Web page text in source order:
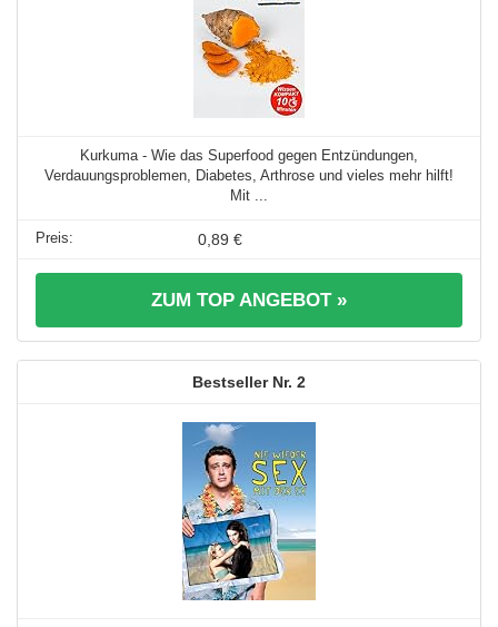
Kurkuma - Wie das Superfood gegen Entzündungen,
Verdauungsproblemen, Diabetes, Arthrose und vieles mehr hilft!
Mit ...
0,89 €
ZUM TOP ANGEBOT »
2